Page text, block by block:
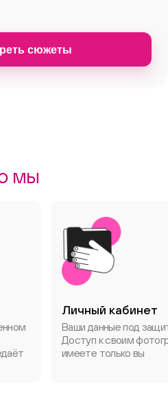
сюжеты
мы
Личный кабинет
Ваши данные под
Доступ к своим
имеете только вы